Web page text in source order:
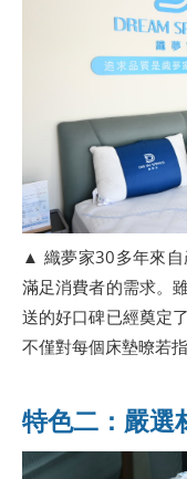
▲ 織夢家30多年來自
滿足消費者的需求。
送的好口碑已經奠定
不僅對每個床墊暸若
特色二：嚴選